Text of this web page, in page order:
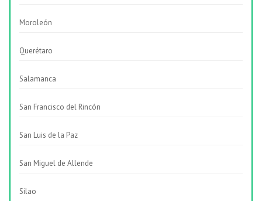
Moroleón
Querétaro
Salamanca
San Francisco del Rincón
San Luis de la Paz
San Miguel de Allende
Silao